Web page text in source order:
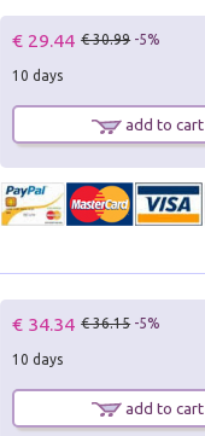
€ 29.44 € 30.99 -5%
10 days
add to cart
€ 34.34 € 36.15 -5%
10 days
add to cart